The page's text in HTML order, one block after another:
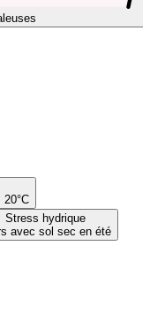
Stress hydrique
avec sol sec en été